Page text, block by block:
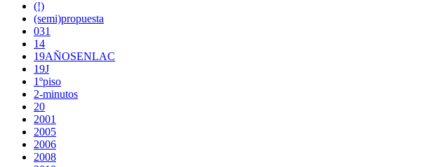
(!)
(semi)propuesta
031
14
19AÑOSENLAC
19J
1ºpiso
2-minutos
20
2001
2005
2006
2008